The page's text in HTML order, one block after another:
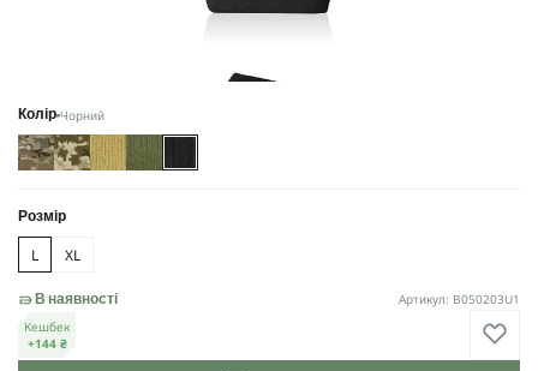
Колір Чорний
Розмір
L XL
В наявності
Артикул: B050203U1
Кешбек
+144 ₴